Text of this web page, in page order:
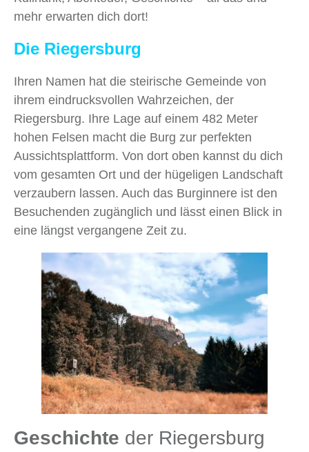
mehr erwarten dich dort!
Die Riegersburg
Ihren Namen hat die steirische Gemeinde von
ihrem eindrucksvollen Wahrzeichen, der
Riegersburg. Ihre Lage auf einem 482 Meter
hohen Felsen macht die Burg zur perfekten
Aussichtsplattform. Von dort oben kannst du dich
vom gesamten Ort und der hügeligen Landschaft
verzaubern lassen. Auch das Burginnere ist den
Besuchenden zugänglich und lässt einen Blick in
eine längst vergangene Zeit zu.
Geschichte der Riegersburg